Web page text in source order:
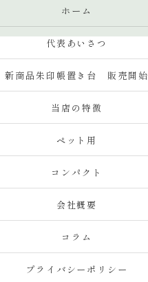
ホーム
代表あいさつ
新商品朱印帳置き台 販売開始
当店の特徴
ペット用
コンパクト
会社概要
コラム
プライバシーポリシー